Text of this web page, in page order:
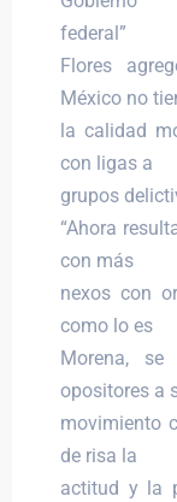
federal”
Flores
México no
la calidad
con ligas a
grupos
“Ahora
con más
nexos con
como lo es
Morena,
opositores a
movimiento
de risa la
actitud y la